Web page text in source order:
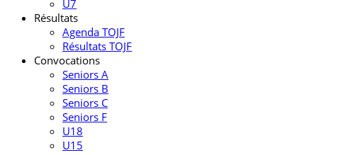
U7
Résultats
Agenda TOJF
Résultats TOJF
Convocations
Seniors A
Seniors B
Seniors C
Seniors F
U18
U15